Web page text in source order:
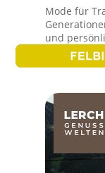
Mode für
und